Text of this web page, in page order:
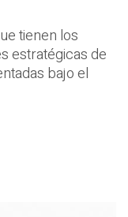
tienen los
estratégicas de
bajo el